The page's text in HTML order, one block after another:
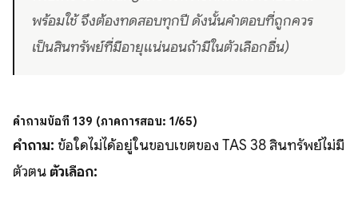
พร้อมใช้ จึงต้องทดสอบทุกปี ดังนั้นคำตอบที่ถูกควร
เป็นสินทรัพย์ที่มีอายุแน่นอนถ้ามีในตัวเลือกอื่น)
คำถามข้อที่ 139 (ภาคการสอบ: 1/65)
คำถาม: ข้อใดไม่ได้อยู่ในขอบเขตของ TAS 38 สินทรัพย์ไม่มี
ตัวตน ตัวเลือก: